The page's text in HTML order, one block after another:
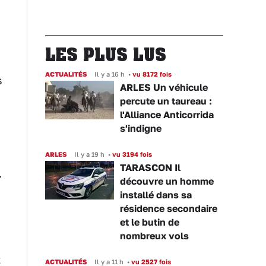
LES PLUS LUS
ACTUALITÉS Il y a 16 h • vu 8172 fois
ARLES Un véhicule
percute un taureau :
l'Alliance Anticorrida
s'indigne
ARLES Il y a 19 h • vu 3194 fois
TARASCON Il
découvre un homme
installé dans sa
résidence secondaire
et le butin de
nombreux vols
ACTUALITÉS Il y a 11 h • vu 2527 fois